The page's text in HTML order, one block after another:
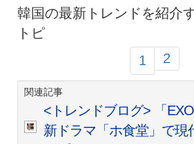
韓国の最新トレンドを紹介
トピ
1
2
関連記事
<トレンドブログ> 「EXO
新ドラマ「ホ食堂」で現